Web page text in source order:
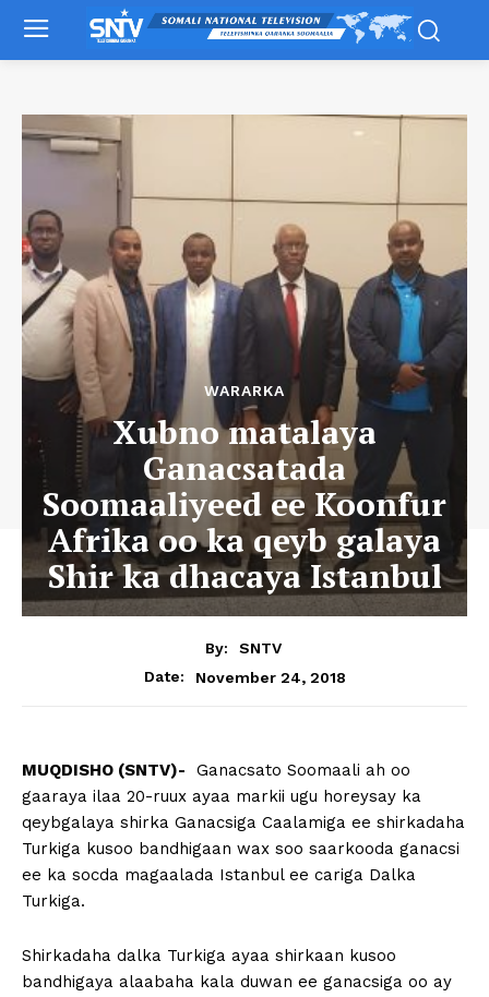
WARARKA
Xubno matalaya
Ganacsatada
Soomaaliyeed ee Koonfur
Afrika oo ka qeyb galaya
Shir ka dhacaya Istanbul
By:
SNTV
Date:
November 24, 2018
MUQDISHO (SNTV)- Ganacsato Soomaali ah oo
gaaraya ilaa 20-ruux ayaa markii ugu horeysay ka
qeybgalaya shirka Ganacsiga Caalamiga ee shirkadaha
Turkiga kusoo bandhigaan wax soo saarkooda ganacsi
ee ka socda magaalada Istanbul ee cariga Dalka
Turkiga.
Shirkadaha dalka Turkiga ayaa shirkaan kusoo
bandhigaya alaabaha kala duwan ee ganacsiga oo ay